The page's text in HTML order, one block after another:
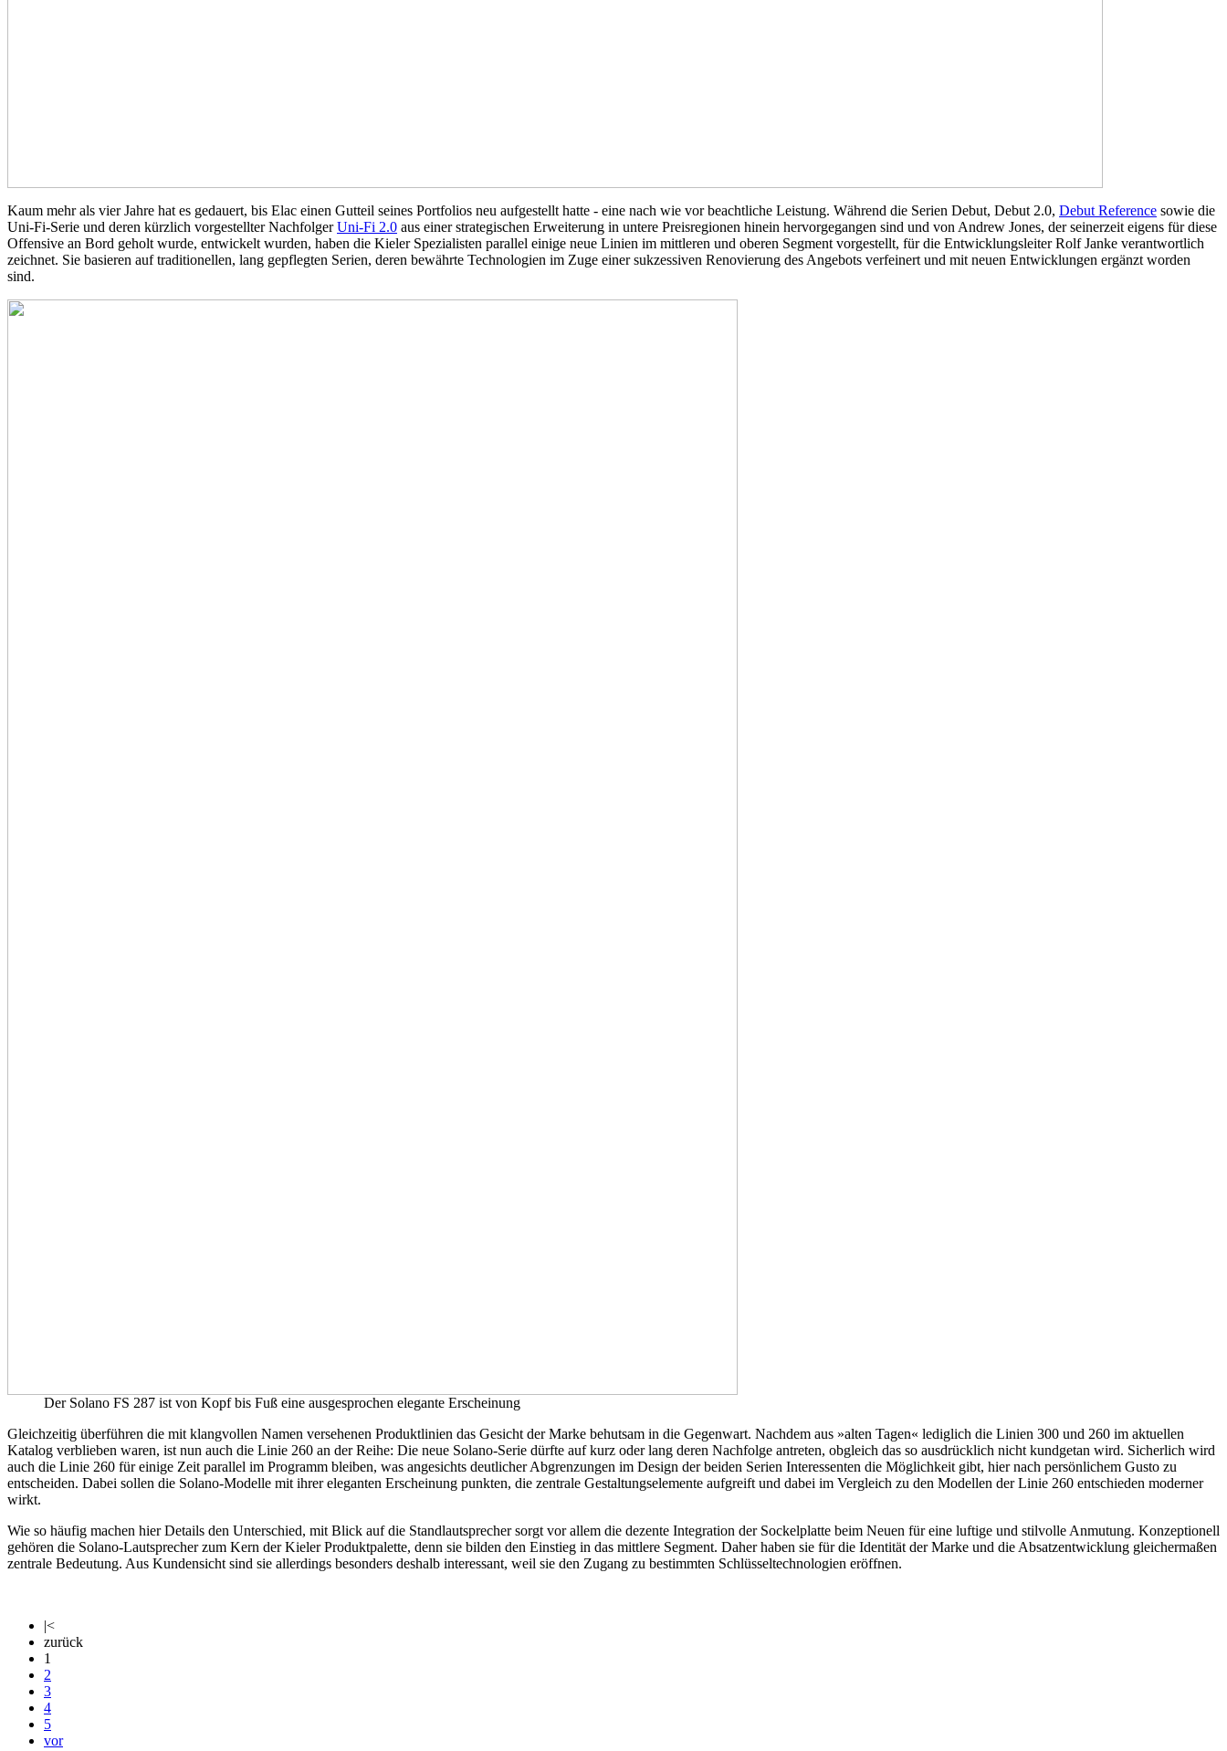
Kaum mehr als vier Jahre hat es gedauert, bis Elac einen Gutteil seines Portfolios neu aufgestellt hatte - eine nach wie vor beachtliche Leistung. Während die Serien Debut, Debut 2.0, Debut Reference sowie die
Uni-Fi-Serie und deren kürzlich vorgestellter NachfolgerUni-Fi 2.0 aus einer strategischen Erweiterung in untere Preisregionen hinein hervorgegangen sind und von Andrew Jones, der seinerzeit eigens für diese
Offensive an Bord geholt wurde, entwickelt wurden, haben die Kieler Spezialisten parallel einige neue Linien im mittleren und oberen Segment vorgestellt, für die Entwicklungsleiter Rolf Janke verantwortlich
zeichnet. Sie basieren auf traditionellen, lang gepflegten Serien, deren bewährte Technologien im Zuge einer sukzessiven Renovierung des Angebots verfeinert und mit neuen Entwicklungen ergänzt worden
sind.
Der Solano FS 287 ist von Kopf bis Fuß eine ausgesprochen elegante Erscheinung
Gleichzeitig überführen die mit klangvollen Namen versehenen Produktlinien das Gesicht der Marke behutsam in die Gegenwart. Nachdem aus »alten Tagen« lediglich die Linien 300 und 260 im aktuellen
Katalog verblieben waren, ist nun auch die Linie 260 an der Reihe: Die neue Solano-Serie dürfte auf kurz oder lang deren Nachfolge antreten, obgleich das so ausdrücklich nicht kundgetan wird. Sicherlich wird
auch die Linie 260 für einige Zeit parallel im Programm bleiben, was angesichts deutlicher Abgrenzungen im Design der beiden Serien Interessenten die Möglichkeit gibt, hier nach persönlichem Gusto zu
entscheiden. Dabei sollen die Solano-Modelle mit ihrer eleganten Erscheinung punkten, die zentrale Gestaltungselemente aufgreift und dabei im Vergleich zu den Modellen der Linie 260 entschieden moderner
wirkt.
Wie so häufig machen hier Details den Unterschied, mit Blick auf die Standlautsprecher sorgt vor allem die dezente Integration der Sockelplatte beim Neuen für eine luftige und stilvolle Anmutung. Konzeptionell
gehören die Solano-Lautsprecher zum Kern der Kieler Produktpalette, denn sie bilden den Einstieg in das mittlere Segment. Daher haben sie für die Identität der Marke und die Absatzentwicklung gleichermaßen
zentrale Bedeutung. Aus Kundensicht sind sie allerdings besonders deshalb interessant, weil sie den Zugang zu bestimmten Schlüsseltechnologien eröffnen.
|<
zurück
1
2
3
4
5
vor